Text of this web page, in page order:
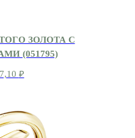
ЗОЛОТА С
(051795)
₽